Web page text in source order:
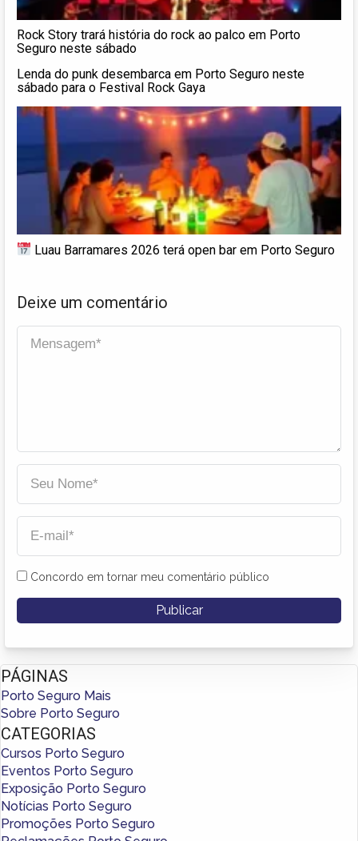
Rock Story trará história do rock ao palco em Porto
Seguro neste sábado
Lenda do punk desembarca em Porto Seguro neste
sábado para o Festival Rock Gaya
Luau Barramares 2026 terá open bar em Porto Seguro
Deixe um comentário
Concordo em tornar meu comentário público
PÁGINAS
Porto Seguro Mais
Sobre Porto Seguro
CATEGORIAS
Cursos Porto Seguro
Eventos Porto Seguro
Exposição Porto Seguro
Notícias Porto Seguro
Promoções Porto Seguro